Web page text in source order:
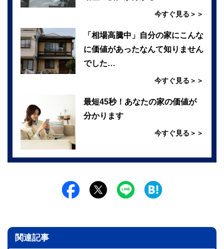
今すぐ見る＞＞
「相場高騰中」自分の家にこんな
に価値があったなんて知りません
でした…
今すぐ見る＞＞
最短45秒！あなたの家の価値が
分かります
今すぐ見る＞＞
関連記事